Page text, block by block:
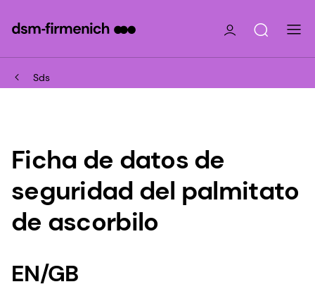
Sds
Ficha de datos de
seguridad del palmitato
de ascorbilo
EN/GB